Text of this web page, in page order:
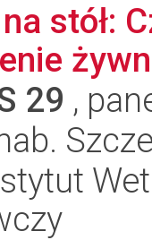
stół:
29 ,